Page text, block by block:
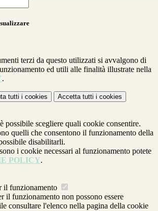
terzi da questo utilizzati si avvalgono di
ed utili alle finalità illustrate nella
.
tutti i cookies Accetta tutti i cookies
possibile scegliere quali cookie consentire.
quelli che consentono il funzionamento della
disabilitarli.
i cookie necessari al funzionamento potete
POLICY.
il funzionamento
il funzionamento non possono essere
consultare l'elenco nella pagina della cookie